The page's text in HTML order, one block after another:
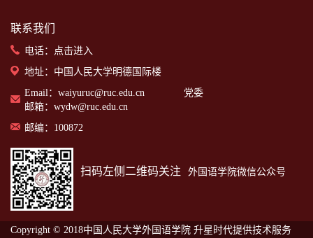
联系我们
电话： 点击进入
地址：中国人民大学明德国际楼
Email：waiyuruc@ruc.edu.cn 党委
邮箱：wydw@ruc.edu.cn
邮编：100872
扫码左侧二维码关注 外国语学院微信公众号
Copyright © 2018中国人民大学外国语学院 升星时代提供技术服务